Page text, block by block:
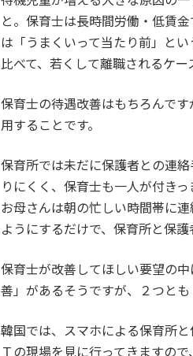
と。保育士は長時間労働・低賃
は「うまくいって当たり前」と
比べて、若くして離職されるケー
保育士の待遇改善はもちろんで
用することです。
保育所では未だに保護者との連
りにくく、保育士も一人が付き
お母さんは朝の忙しい時間帯に
ようにするだけで、保育所と保
保育士が改善してほしい要望の
善」があるそうですが、２つとも
韓国では、スマホによる保育所
Ｔの現場を見に行ってきますので